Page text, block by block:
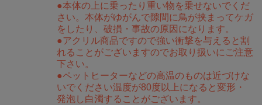
●本体の上に乗ったり重い物を乗せないでくだ
さい。本体がゆがんで隙間に鳥が挟まってケガ
をしたり、破損・事故の原因になります。
●アクリル商品ですので強い衝撃を与えると割
れることがございますのでお取り扱いにご注意
下さい。
●ペットヒーターなどの高温のものは近づけな
いでください温度が80度以上になると変形・
発泡し白濁することがございます。